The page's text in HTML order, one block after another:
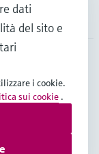
AG
dati
del sito e
i cookie.
sui cookie .